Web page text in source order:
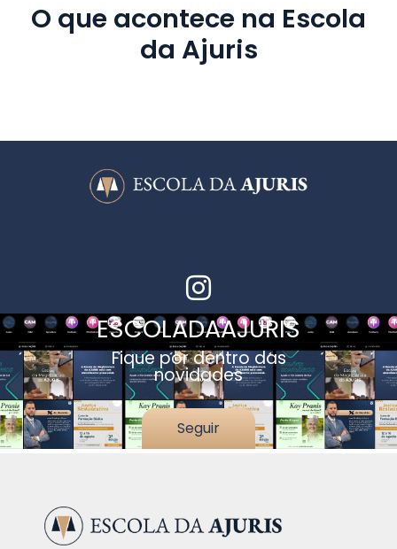
O que acontece na Escola
da Ajuris
ESCOLADAAJURIS
Fique por dentro das
novidades
Seguir